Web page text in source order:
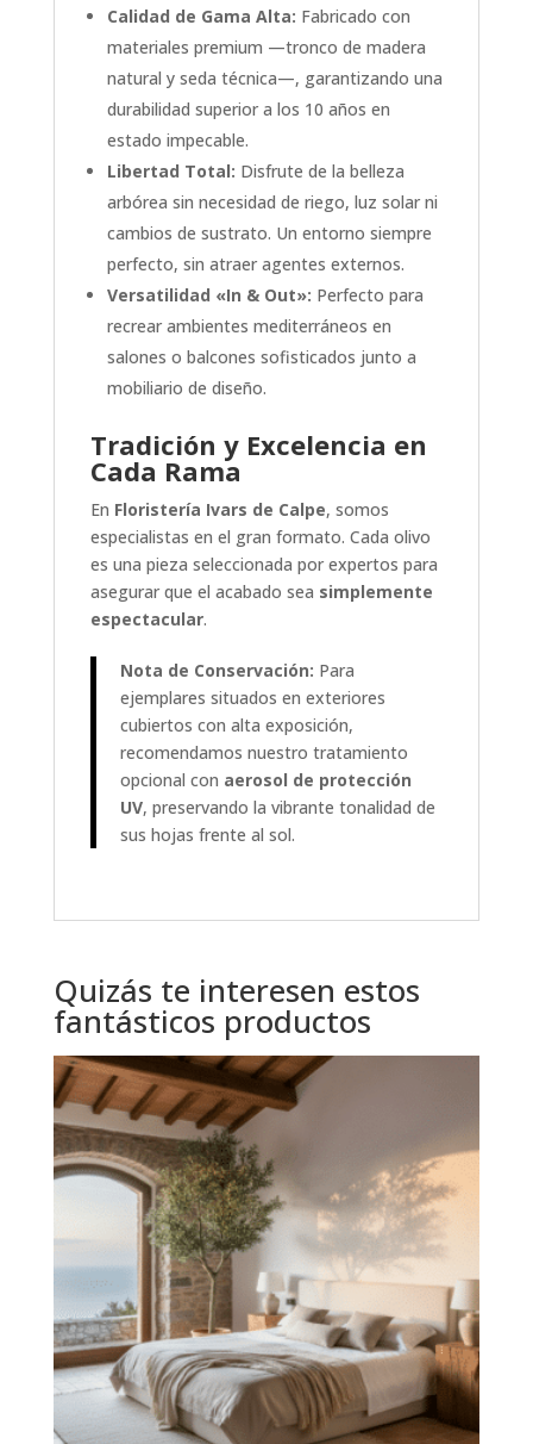
Calidad de Gama Alta: Fabricado con
materiales premium —tronco de madera
natural y seda técnica—, garantizando una
durabilidad superior a los 10 años en
estado impecable.
Libertad Total: Disfrute de la belleza
arbórea sin necesidad de riego, luz solar ni
cambios de sustrato. Un entorno siempre
perfecto, sin atraer agentes externos.
Versatilidad «In & Out»: Perfecto para
recrear ambientes mediterráneos en
salones o balcones sofisticados junto a
mobiliario de diseño.
Tradición y Excelencia en
Cada Rama
En Floristería Ivars de Calpe, somos
especialistas en el gran formato. Cada olivo
es una pieza seleccionada por expertos para
asegurar que el acabado sea simplemente
espectacular.
Nota de Conservación: Para
ejemplares situados en exteriores
cubiertos con alta exposición,
recomendamos nuestro tratamiento
opcional con aerosol de protección
UV, preservando la vibrante tonalidad de
sus hojas frente al sol.
Quizás te interesen estos
fantásticos productos